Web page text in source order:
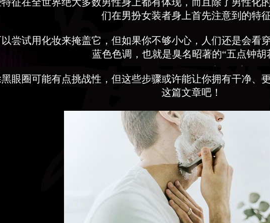
们在男扮女装者身上首先注意到的特征
尝试用化妆来掩盖它，但如果你不够小心，人们还是会看
蓝色色调，也就是臭名昭著的“五点钟胡
眼圈可能有点挑战性，但这些步骤或许能让你拥有干净、
这篇文章吧！